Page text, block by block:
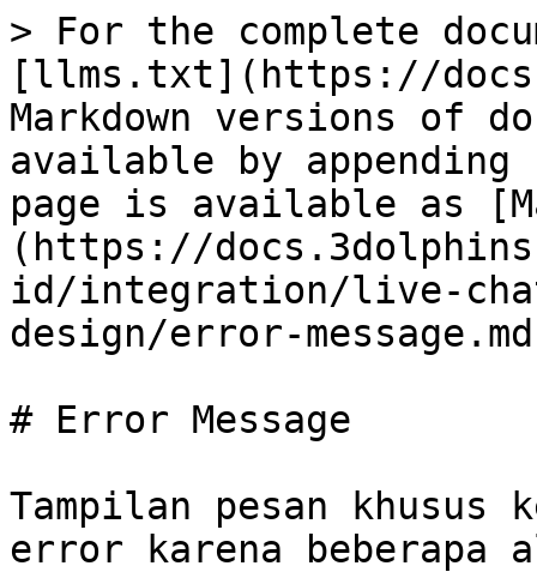
> For the complete
[llms.txt](https://
Markdown versions of
available by
page is available as
(https://
id/integration/live-
design/error-
# Error Message
Tampilan pesan
error karena beberapa